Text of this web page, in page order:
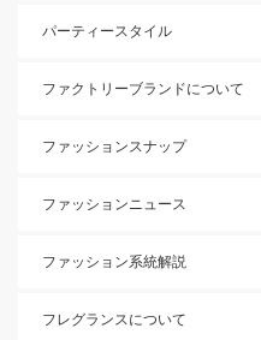
パーティースタイル
ファクトリーブランドについて
ファッションスナップ
ファッションニュース
ファッション系統解説
フレグランスについて